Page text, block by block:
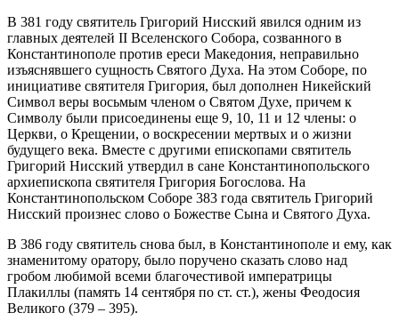
В 381 году святитель Григорий Нисский явился одним из
главных деятелей II Вселенского Собора, созванного в
Константинополе против ереси Македония, неправильно
изъяснявшего сущность Святого Духа. На этом Соборе, по
инициативе святителя Григория, был дополнен Никейский
Символ веры восьмым членом о Святом Духе, причем к
Символу были присоединены еще 9, 10, 11 и 12 члены: о
Церкви, о Крещении, о воскресении мертвых и о жизни
будущего века. Вместе с другими епископами святитель
Григорий Нисский утвердил в сане Константинопольского
архиепископа святителя Григория Богослова. На
Константинопольском Соборе 383 года святитель Григорий
Нисский произнес слово о Божестве Сына и Святого Духа.
В 386 году святитель снова был, в Константинополе и ему, как
знаменитому оратору, было поручено сказать слово над
гробом любимой всеми благочестивой императрицы
Плакиллы (память 14 сентября по ст. ст.), жены Феодосия
Великого (379 – 395).